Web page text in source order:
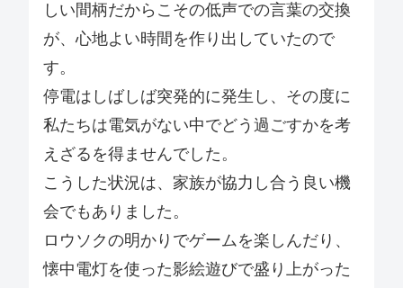
しい間柄だからこその低声での言葉の交換
が、心地よい時間を作り出していたので
す。
停電はしばしば突発的に発生し、その度に
私たちは電気がない中でどう過ごすかを考
えざるを得ませんでした。
こうした状況は、家族が協力し合う良い機
会でもありました。
ロウソクの明かりでゲームを楽しんだり、
懐中電灯を使った影絵遊びで盛り上がった